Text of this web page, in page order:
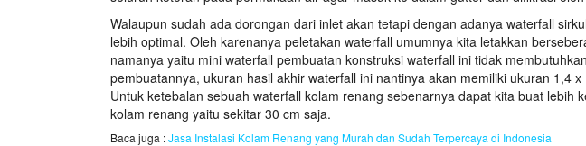
Walaupun sudah ada dorongan dari inlet akan tetapi dengan adanya waterfall
lebih optimal. Oleh karenanya peletakan waterfall umumnya kita letakkan
namanya yaitu mini waterfall pembuatan konstruksi waterfall ini tidak
pembuatannya, ukuran hasil akhir waterfall ini nantinya akan memiliki ukuran 1,4
Untuk ketebalan sebuah waterfall kolam renang sebenarnya dapat kita buat lebih
kolam renang yaitu sekitar 30 cm saja.
Baca juga :Jasa Instalasi Kolam Renang yang Murah dan Sudah Terpercaya di Indonesia